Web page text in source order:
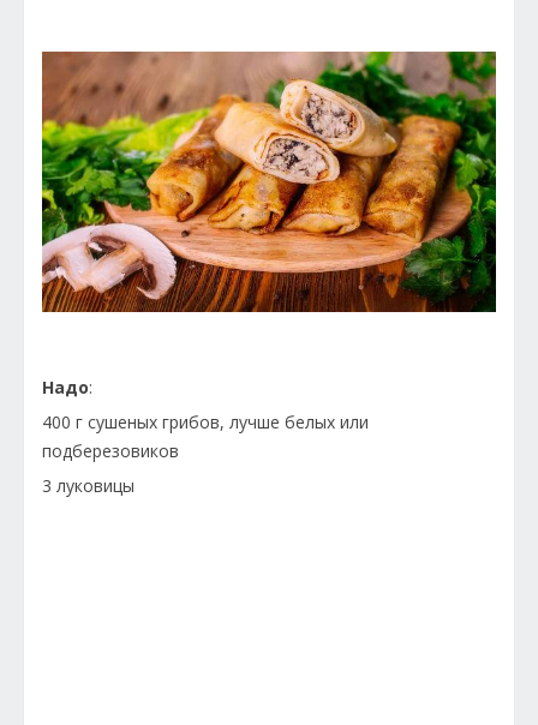
Надо:
400 г сушеных грибов, лучше белых или
подберезовиков
3 луковицы